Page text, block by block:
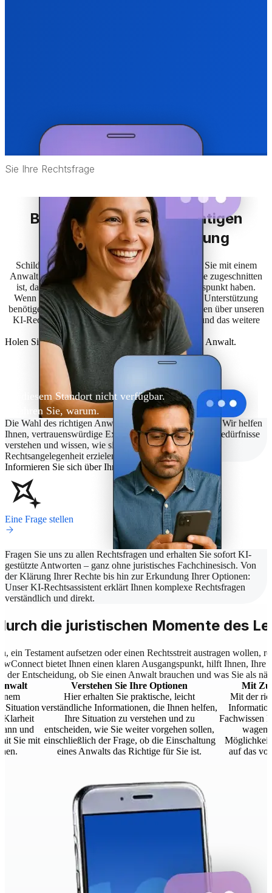
Beginnen Sie mit der richtigen
rechtlichen Unterstützung
Schildern Sie uns Ihre Situation, und wir werden Sie mit einem
Anwalt zusammenbringen, der auf Ihre Bedürfnisse zugeschnitten
ist, damit Sie einen klaren und sicheren Ausgangspunkt haben.
Wenn Sie sich nicht sicher sind, ob Sie rechtliche Unterstützung
benötigen, können Sie auch praktische Informationen über unseren
KI-Rechtsassistenten abrufen, um Ihre Optionen und das weitere
Vorgehen besser zu verstehen.
Holen Sie sich Hilfe von einem vertrauenswürdigen Anwalt.
An diesem Standort nicht verfügbar.
Erfahren Sie, warum.
Die Wahl des richtigen Anwalts kann entscheidend sein. Wir helfen
Ihnen, vertrauenswürdige Experten zu finden, die Ihre Bedürfnisse
verstehen und wissen, wie sie das beste Ergebnis für Ihr
Rechtsangelegenheit erzielen.
Informieren Sie sich über Ihre rechtlichen Möglichkeiten
Eine Frage stellen
Fragen Sie uns zu allen Rechtsfragen und erhalten Sie sofort KI-
gestützte Antworten – ganz ohne juristisches Fachchinesisch. Von
der Klärung Ihrer Rechte bis hin zur Erkundung Ihrer Optionen:
Unser KI-Rechtsassistent erklärt Ihnen komplexe Rechtsfragen
verständlich und direkt.
die juristischen Momente des
ein Testament aufsetzen oder einen Rechtsstreit austragen wollen,
bietet Ihnen einen klaren Ausgangspunkt, hilft Ihnen, Ihre
der Entscheidung, ob Sie einen Anwalt brauchen und was Sie als
Situation
Klarheit
und
Sie mit
Verstehen Sie Ihre Optionen
Hier erhalten Sie praktische, leicht
verständliche Informationen, die Ihnen helfen,
Ihre Situation zu verstehen und zu
entscheiden, wie Sie weiter vorgehen sollen,
einschließlich der Frage, ob die Einschaltung
eines Anwalts das Richtige für Sie ist.
Mit
Mit der
Fachwissen
auf das